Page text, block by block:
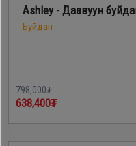
Ashley - Даавуун
Буйдан
798,000₮
638,400₮